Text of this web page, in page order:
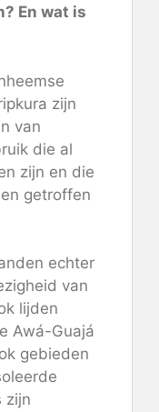
En wat is
zijn
van
die al
zijn en die
getroffen
echter
van
lijden
Awá-Guajá
gebieden
zijn